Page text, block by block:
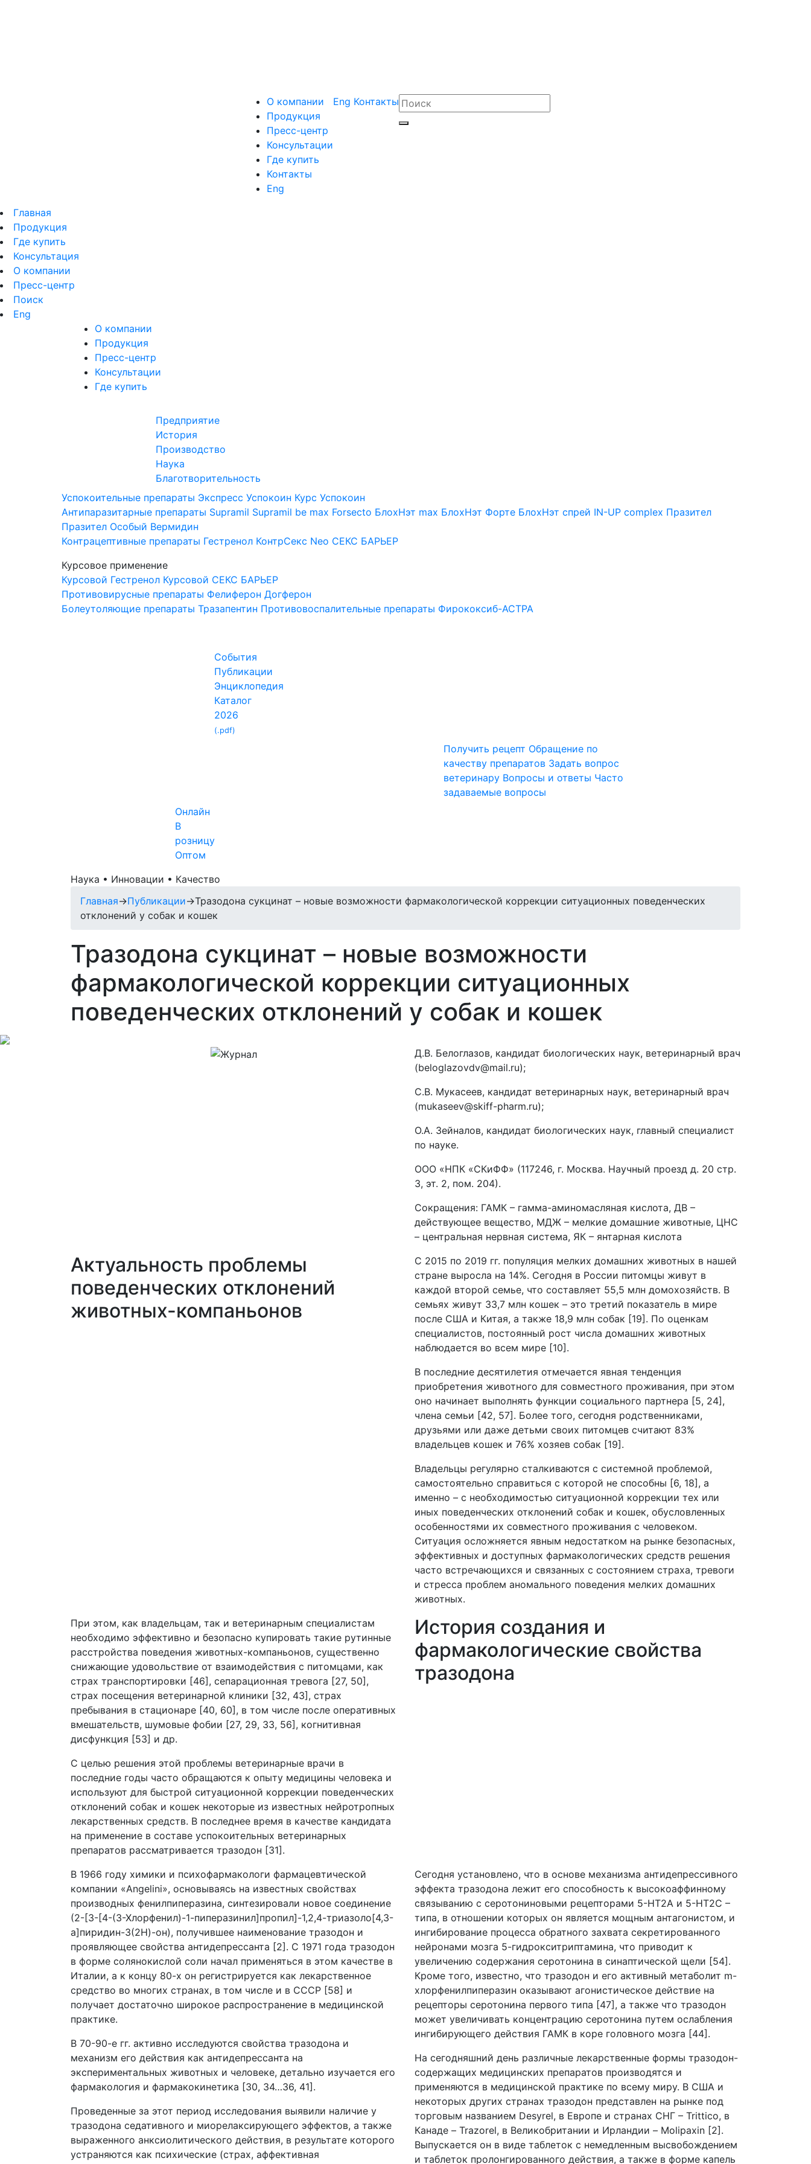
О компании
Продукция
Пресс-центр
Консультации
Где купить
Контакты
Eng
Eng Контакты
Главная
Продукция
Где купить
Консультация
О компании
Пресс-центр
Поиск
Eng
О компании
Продукция
Пресс-центр
Консультации
Где купить
Предприятие
История
Производство
Наука
Благотворительность
Успокоительные препараты Экспресс Успокоин Курс Успокоин
Антипаразитарные препараты Supramil Supramil be max Forsecto БлохНэт max БлохНэт Форте БлохНэт спрей IN-UP complex Празител
Празител Особый Вермидин
Контрацептивные препараты Гестренол КонтрСекс Neo СЕКС БАРЬЕР
Курсовое применение
Курсовой Гестренол Курсовой СЕКС БАРЬЕР
Противовирусные препараты Фелиферон Догферон
Болеутоляющие препараты Тразапентин Противовоспалительные препараты Фирококсиб-АСТРА
События
Публикации
Энциклопедия
Каталог
2026
(.pdf)
Получить рецепт Обращение по
качеству препаратов Задать вопрос
ветеринару Вопросы и ответы Часто
задаваемые вопросы
Онлайн
В
розницу
Оптом
Наука • Инновации • Качество
Главная→Публикации→Тразодона сукцинат – новые возможности фармакологической коррекции ситуационных поведенческих
отклонений у собак и кошек
Тразодона сукцинат – новые возможности
фармакологической коррекции ситуационных
поведенческих отклонений у собак и кошек
Д.В. Белоглазов, кандидат биологических наук, ветеринарный врач
(beloglazovdv@mail.ru);
С.В. Мукасеев, кандидат ветеринарных наук, ветеринарный врач
(mukaseev@skiff-pharm.ru);
О.А. Зейналов, кандидат биологических наук, главный специалист
по науке.
ООО «НПК «СКиФФ» (117246, г. Москва. Научный проезд д. 20 стр.
3, эт. 2, пом. 204).
Сокращения: ГАМК – гамма-аминомасляная кислота, ДВ –
действующее вещество, МДЖ – мелкие домашние животные, ЦНС
– центральная нервная система, ЯК – янтарная кислота
Актуальность проблемы
поведенческих отклонений
животных-компаньонов
С 2015 по 2019 гг. популяция мелких домашних животных в нашей
стране выросла на 14%. Сегодня в России питомцы живут в
каждой второй семье, что составляет 55,5 млн домохозяйств. В
семьях живут 33,7 млн кошек – это третий показатель в мире
после США и Китая, а также 18,9 млн собак [19]. По оценкам
специалистов, постоянный рост числа домашних животных
наблюдается во всем мире [10].
В последние десятилетия отмечается явная тенденция
приобретения животного для совместного проживания, при этом
оно начинает выполнять функции социального партнера [5, 24],
члена семьи [42, 57]. Более того, сегодня родственниками,
друзьями или даже детьми своих питомцев считают 83%
владельцев кошек и 76% хозяев собак [19].
Владельцы регулярно сталкиваются с системной проблемой,
самостоятельно справиться с которой не способны [6, 18], а
именно – с необходимостью ситуационной коррекции тех или
иных поведенческих отклонений собак и кошек, обусловленных
особенностями их совместного проживания с человеком.
Ситуация осложняется явным недостатком на рынке безопасных,
эффективных и доступных фармакологических средств решения
часто встречающихся и связанных с состоянием страха, тревоги
и стресса проблем аномального поведения мелких домашних
животных.
При этом, как владельцам, так и ветеринарным специалистам
необходимо эффективно и безопасно купировать такие рутинные
расстройства поведения животных-компаньонов, существенно
снижающие удовольствие от взаимодействия с питомцами, как
страх транспортировки [46], сепарационная тревога [27, 50],
страх посещения ветеринарной клиники [32, 43], страх
пребывания в стационаре [40, 60], в том числе после оперативных
вмешательств, шумовые фобии [27, 29, 33, 56], когнитивная
дисфункция [53] и др.
С целью решения этой проблемы ветеринарные врачи в
последние годы часто обращаются к опыту медицины человека и
используют для быстрой ситуационной коррекции поведенческих
отклонений собак и кошек некоторые из известных нейротропных
лекарственных средств. В последнее время в качестве кандидата
на применение в составе успокоительных ветеринарных
препаратов рассматривается тразодон [31].
История создания и
фармакологические свойства
тразодона
В 1966 году химики и психофармакологи фармацевтической
компании «Angelini», основываясь на известных свойствах
производных фенилпиперазина, синтезировали новое соединение
(2-[3-[4-(3-Хлорфенил)-1-пиперазинил]пропил]-1,2,4-триазоло[4,3-
a]пиридин-3(2Н)-он), получившее наименование тразодон и
проявляющее свойства антидепрессанта [2]. С 1971 года тразодон
в форме солянокислой соли начал применяться в этом качестве в
Италии, а к концу 80-х он регистрируется как лекарственное
средство во многих странах, в том числе и в СССР [58] и
получает достаточно широкое распространение в медицинской
практике.
В 70-90-е гг. активно исследуются свойства тразодона и
механизм его действия как антидепрессанта на
экспериментальных животных и человеке, детально изучается его
фармакология и фармакокинетика [30, 34…36, 41].
Проведенные за этот период исследования выявили наличие у
тразодона седативного и миорелаксирующего эффектов, а также
выраженного анксиолитического действия, в результате которого
устраняются как психические (страх, аффективная
Сегодня установлено, что в основе механизма антидепрессивного
эффекта тразодона лежит его способность к высокоаффинному
связыванию с серотониновыми рецепторами 5-НТ2А и 5-НТ2С –
типа, в отношении которых он является мощным антагонистом, и
ингибирование процесса обратного захвата секретированного
нейронами мозга 5-гидрокситриптамина, что приводит к
увеличению содержания серотонина в синаптической щели [54].
Кроме того, известно, что тразодон и его активный метаболит m-
хлорфенилпиперазин оказывают агонистическое действие на
рецепторы серотонина первого типа [47], а также что тразодон
может увеличивать концентрацию серотонина путем ослабления
ингибирующего действия ГАМК в коре головного мозга [44].
На сегодняшний день различные лекарственные формы тразодон-
содержащих медицинских препаратов производятся и
применяются в медицинской практике по всему миру. В США и
некоторых других странах тразодон представлен на рынке под
торговым названием Desyrel, в Европе и странах СНГ – Trittico, в
Канаде – Trazorel, в Великобритании и Ирландии – Molipaxin [2].
Выпускается он в виде таблеток с немедленным высвобождением
и таблеток пролонгированного действия, а также в форме капель